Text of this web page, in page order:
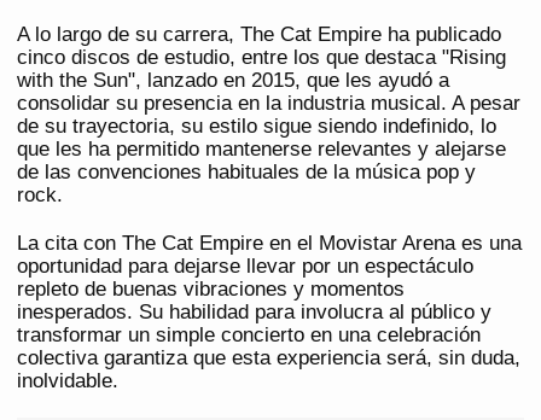
A lo largo de su carrera, The Cat Empire ha publicado
cinco discos de estudio, entre los que destaca "Rising
with the Sun", lanzado en 2015, que les ayudó a
consolidar su presencia en la industria musical. A pesar
de su trayectoria, su estilo sigue siendo indefinido, lo
que les ha permitido mantenerse relevantes y alejarse
de las convenciones habituales de la música pop y
rock.
La cita con The Cat Empire en el Movistar Arena es una
oportunidad para dejarse llevar por un espectáculo
repleto de buenas vibraciones y momentos
inesperados. Su habilidad para involucra al público y
transformar un simple concierto en una celebración
colectiva garantiza que esta experiencia será, sin duda,
inolvidable.